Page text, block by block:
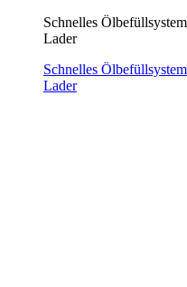
Schnelles
Lader
Schnelles
Lader